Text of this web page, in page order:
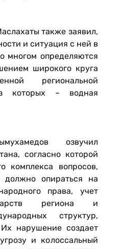
также заявил,
и ситуация с ней в
многом определяются
широкого круга
региональной
которых – водная
озвучил
согласно которой
комплекса вопросов,
должно опираться на
права, учет
региона и
структур,
нарушение создает
и колоссальный